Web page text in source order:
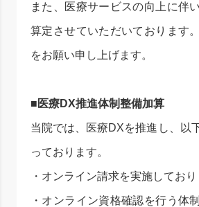
また、医療サービスの向上に伴
算定させていただいております
をお願い申し上げます。
■医療DX推進体制整備加算
当院では、医療DXを推進し、以
っております。
・オンライン請求を実施しており
・オンライン資格確認を行う体